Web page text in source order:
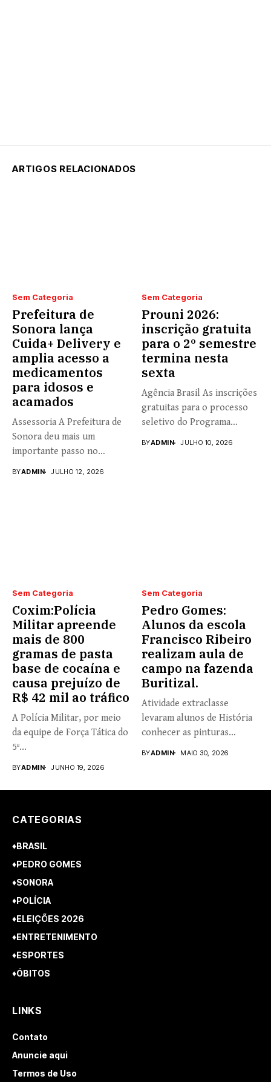
ARTIGOS RELACIONADOS
Sem Categoria
Prefeitura de
Sonora lança
Cuida+ Delivery e
amplia acesso a
medicamentos
para idosos e
acamados
Assessoria A Prefeitura de
Sonora deu mais um
importante passo no
BYADMIN JULHO 12, 2026
Sem Categoria
Prouni 2026:
inscrição gratuita
para o 2º semestre
termina nesta
sexta
Agência Brasil As inscrições
gratuitas para o processo
seletivo do Programa
BYADMIN JULHO 10, 2026
Sem Categoria
Coxim:Polícia
Militar apreende
mais de 800
gramas de pasta
base de cocaína e
causa prejuízo de
R$ 42 mil ao tráfico
A Polícia Militar, por meio
da equipe de Força Tática do
5º...
BYADMIN JUNHO 19, 2026
Sem Categoria
Pedro Gomes:
Alunos da escola
Francisco Ribeiro
realizam aula de
campo na fazenda
Buritizal.
Atividade extraclasse
levaram alunos de História
conhecer as pinturas
BYADMIN MAIO 30, 2026
CATEGORIAS
♦BRASIL
♦PEDRO GOMES
♦SONORA
♦POLÍCIA
♦ELEIÇÕES 2026
♦ENTRETENIMENTO
♦ESPORTES
♦ÓBITOS
LINKS
Contato
Anuncie aqui
Termos de Uso